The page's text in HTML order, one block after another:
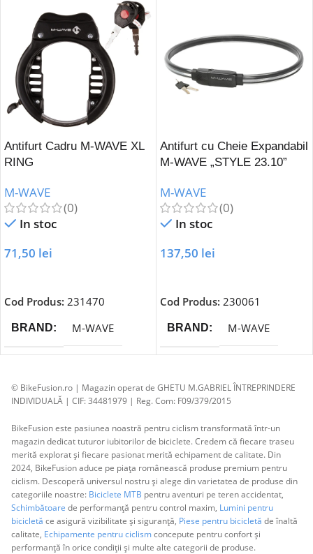
Antifurt Cadru M-WAVE XL
RING
M-WAVE
(0)
In stoc
71,50 lei
Cod Produs: 231470
BRAND M-WAVE
Antifurt cu Cheie Expandabil
M-WAVE „STYLE 23.10”
M-WAVE
(0)
In stoc
137,50 lei
Cod Produs: 230061
BRAND M-WAVE
© BikeFusion.ro | Magazin operat de GHETU M.GABRIEL ÎNTREPRINDERE
INDIVIDUALĂ | CIF: 34481979 | Reg. Com: F09/379/2015
BikeFusion este pasiunea noastră pentru ciclism transformată într-un
magazin dedicat tuturor iubitorilor de biciclete. Credem că fiecare traseu
merită explorat și fiecare pasionat merită echipament de calitate. Din
2024, BikeFusion aduce pe piața românească produse premium pentru
ciclism. Descoperă universul nostru și alege din varietatea de produse din
categoriile noastre: Biciclete MTB pentru aventuri pe teren accidentat,
Schimbătoare de performanță pentru control maxim, Lumini pentru
bicicletă ce asigură vizibilitate și siguranță, Piese pentru bicicletă de înaltă
calitate, Echipamente pentru ciclismconcepute pentru confort și
performanță în orice condiții și multe alte categorii de produse.